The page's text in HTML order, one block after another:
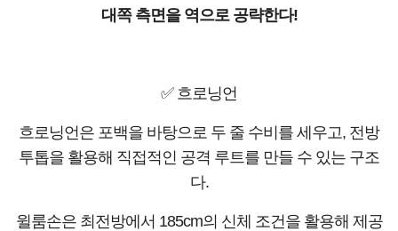
대쪽 측면을 역으로 공략한다!
✅ 흐로닝언
흐로닝언은 포백을 바탕으로 두 줄 수비를 세우고, 전방
투톱을 활용해 직접적인 공격 루트를 만들 수 있는 구조
다.
윌룸손은 최전방에서 185cm의 신체 조건을 활용해 제공